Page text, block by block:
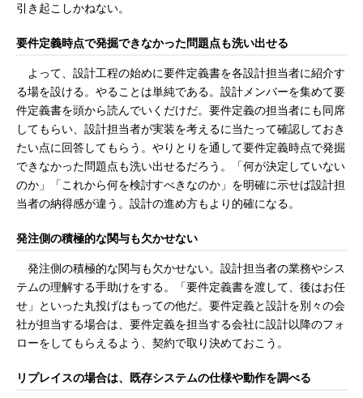
引き起こしかねない。
要件定義時点で発掘できなかった問題点も洗い出せる
よって、設計工程の始めに要件定義書を各設計担当者に紹介す
る場を設ける。やることは単純である。設計メンバーを集めて要
件定義書を頭から読んでいくだけだ。要件定義の担当者にも同席
してもらい、設計担当者が実装を考えるに当たって確認しておき
たい点に回答してもらう。やりとりを通して要件定義時点で発掘
できなかった問題点も洗い出せるだろう。「何が決定していない
のか」「これから何を検討すべきなのか」を明確に示せば設計担
当者の納得感が違う。設計の進め方もより的確になる。
発注側の積極的な関与も欠かせない
発注側の積極的な関与も欠かせない。設計担当者の業務やシス
テムの理解する手助けをする。「要件定義書を渡して、後はお任
せ」といった丸投げはもっての他だ。要件定義と設計を別々の会
社が担当する場合は、要件定義を担当する会社に設計以降のフォ
ローをしてもらえるよう、契約で取り決めておこう。
リプレイスの場合は、既存システムの仕様や動作を調べる